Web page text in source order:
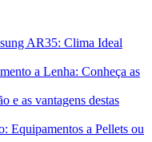
AR35: Clima Ideal
a Lenha: Conheça as
e as vantagens destas
Equipamentos a Pellets ou